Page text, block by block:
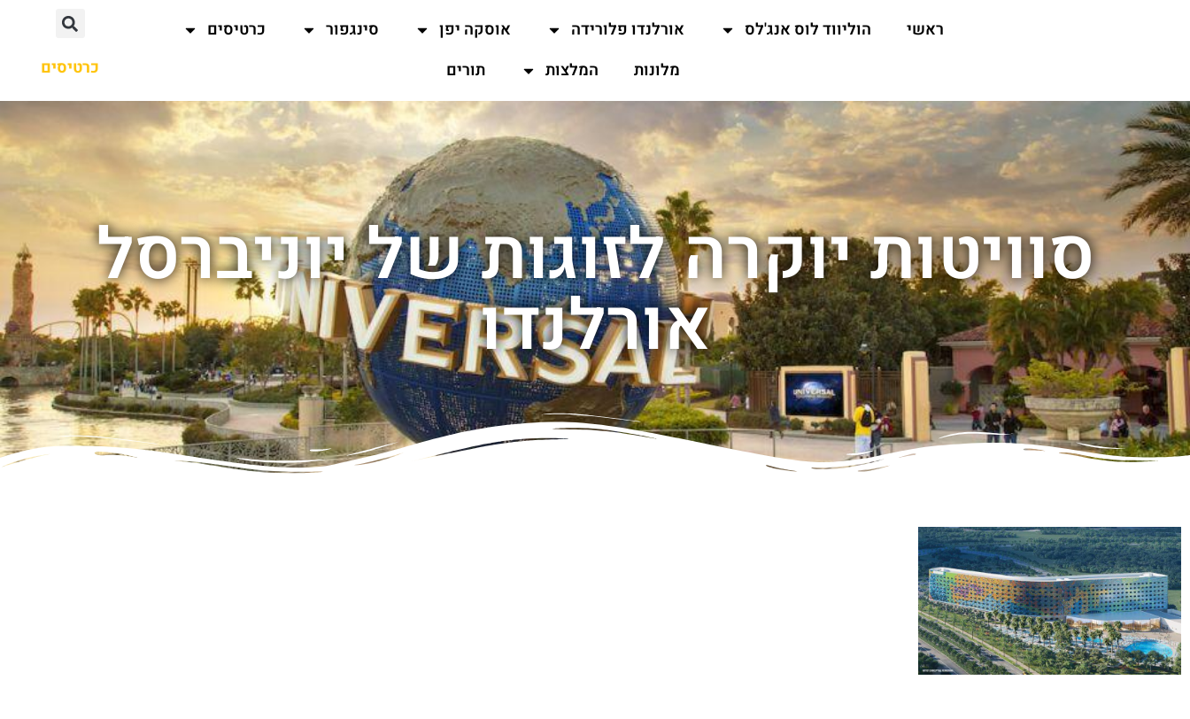
ראשי הוליווד לוס אנג'לס אורלנדו פלורידה אוסקה יפן סינגפור
כרטיסים
מלונות
המלצות תורים כרטיסים
סוויטות יוקרה לזוגות של יוניברסל
אורלנדו